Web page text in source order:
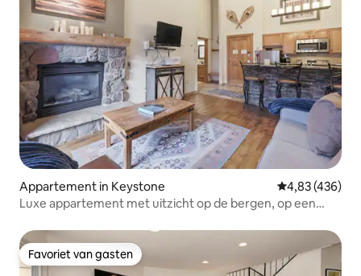
Appartement in Keystone Gemiddelde
4,83 (436)
Luxe appartement met uitzicht op de bergen, op een
Favoriet van gasten
Favoriet van gasten